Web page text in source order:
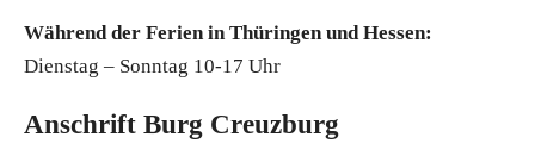
Während der Ferien in Thüringen und Hessen:
Dienstag – Sonntag 10-17 Uhr
Anschrift Burg Creuzburg